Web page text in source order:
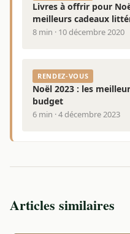
Livres à offrir pour
meilleurs cadeaux
8 min · 10 décembre 2020
RENDEZ-VOUS
Noël 2023 : les
budget
6 min · 4 décembre 2023
Articles similaires